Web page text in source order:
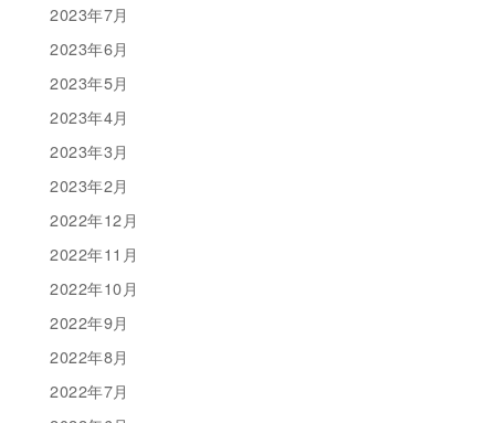
2023年7月
2023年6月
2023年5月
2023年4月
2023年3月
2023年2月
2022年12月
2022年11月
2022年10月
2022年9月
2022年8月
2022年7月